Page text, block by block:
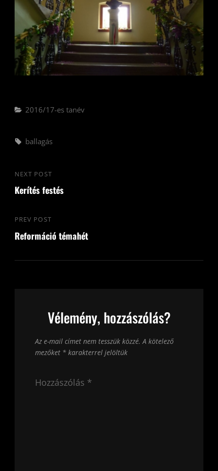
Categories
2016/17-es tanév
Tags,
ballagás
Bejegyzés
navigáció
Previous
Post
PREV POST
Reformáció témahét
Next
Post
NEXT POST
Kerítés festés
Vélemény, hozzászólás?
Az e-mail címet nem tesszük közzé. A kötelező
mezőket * karakterrel jelöltük
Hozzászólás *